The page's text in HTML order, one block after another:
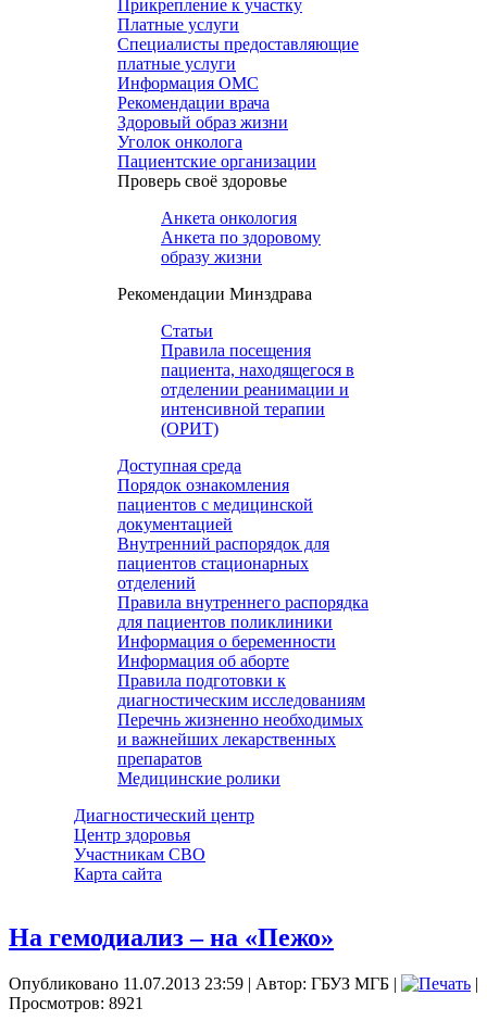
Прикрепление к участку
Платные услуги
Специалисты предоставляющие
платные услуги
Информация ОМС
Рекомендации врача
Здоровый образ жизни
Уголок онколога
Пациентские организации
Проверь своё здоровье
Анкета онкология
Анкета по здоровому
образу жизни
Рекомендации Минздрава
Статьи
Правила посещения
пациента, находящегося в
отделении реанимации и
интенсивной терапии
(ОРИТ)
Доступная среда
Порядок ознакомления
пациентов с медицинской
документацией
Внутренний распорядок для
пациентов стационарных
отделений
Правила внутреннего распорядка
для пациентов поликлиники
Информация о беременности
Информация об аборте
Правила подготовки к
диагностическим исследованиям
Перечнь жизненно необходимых
и важнейших лекарственных
препаратов
Медицинские ролики
Диагностический центр
Центр здоровья
Участникам СВО
Карта сайта
На гемодиализ – на «Пежо»
Опубликовано 11.07.2013 23:59 | Автор: ГБУЗ МГБ |
|
Просмотров: 8921